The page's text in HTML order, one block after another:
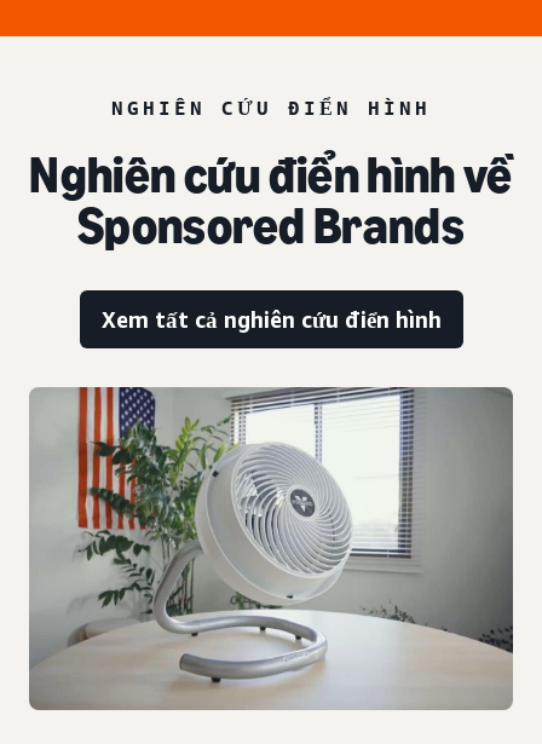
NGHIÊN CỨU ĐIỂN HÌNH
Nghiên cứu điển hình về
Sponsored Brands
Xem tất cả nghiên cứu điển hình